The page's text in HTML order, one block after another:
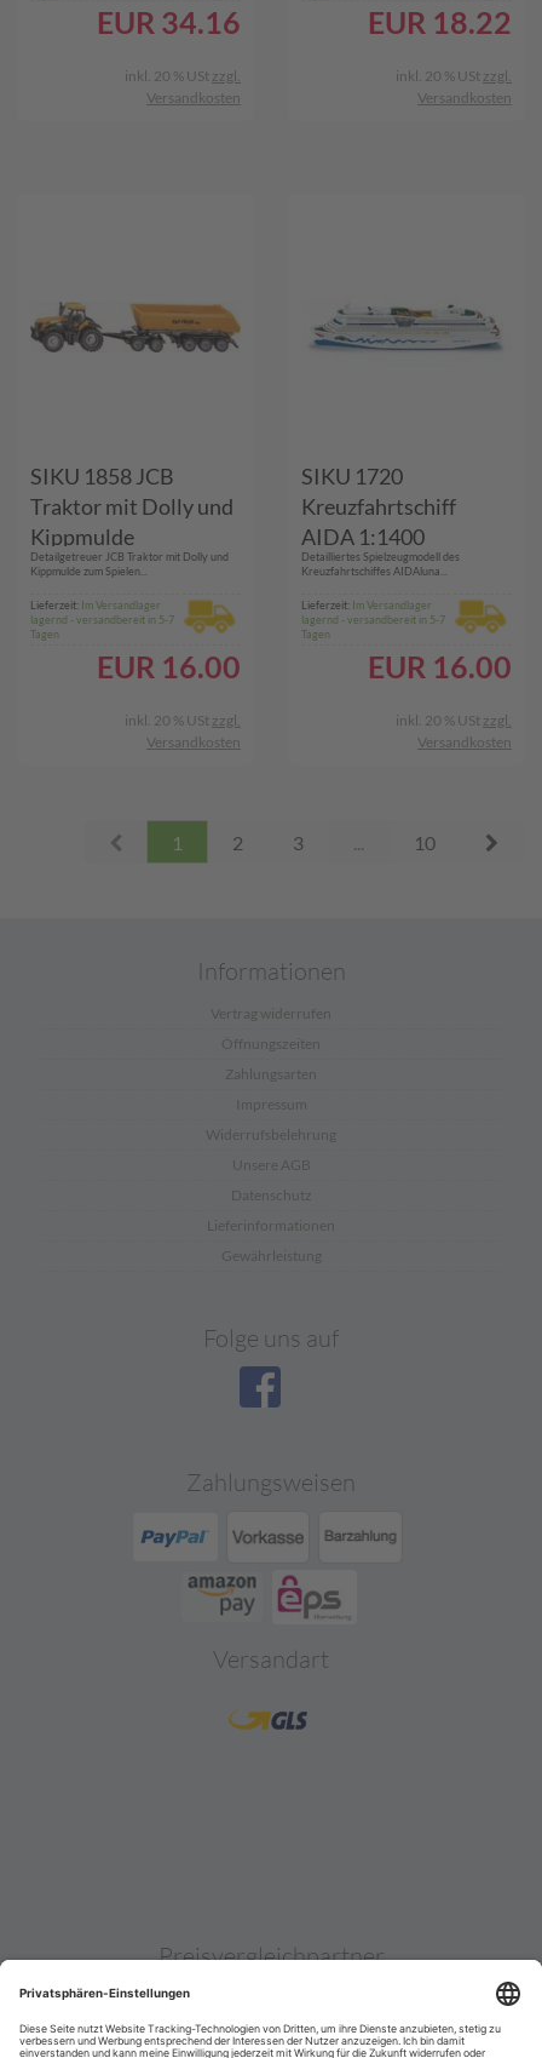
EUR 34.16
inkl. 20 % USt zzgl.
Versandkosten
EUR 18.22
inkl. 20 % USt zzgl.
Versandkosten
SIKU 1858 JCB
Traktor mit Dolly und
Kippmulde
Detailgetreuer JCB Traktor mit Dolly und
Kippmulde zum Spielen...
Lieferzeit: Im Versandlager
lagernd - versandbereit in 5-7
Tagen
EUR 16.00
inkl. 20 % USt zzgl.
Versandkosten
SIKU 1720
Kreuzfahrtschiff
AIDA 1:1400
Detailliertes Spielzeugmodell des
Kreuzfahrtschiffes AIDAluna...
Lieferzeit: Im Versandlager
lagernd - versandbereit in 5-7
Tagen
EUR 16.00
inkl. 20 % USt zzgl.
Versandkosten
1 2 3 ... 10
Informationen
Vertrag widerrufen
Öffnungszeiten
Zahlungsarten
Impressum
Widerrufsbelehrung
Unsere AGB
Datenschutz
Lieferinformationen
Gewährleistung
Folge uns auf
Zahlungsweisen
Versandart
Preisvergleichpartner